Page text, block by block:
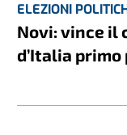
ELEZIONI
Novi: vince il
d’Italia